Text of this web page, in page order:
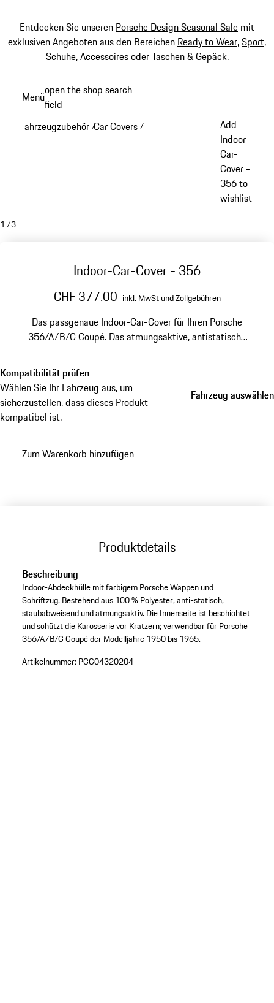
Entdecken Sie unseren Porsche Design Seasonal Sale mit
exklusiven Angeboten aus den Bereichen Ready to Wear,Sport,
Schuhe,AccessoiresoderTaschen & Gepäck.
Hauptinhalt
Menüopen the shop search
field
Fahrzeugzubehör /Car Covers /
Add
Indoor-
Car-
Cover -
356 to
wishlist
1 /3
Indoor-Car-Cover - 356
CHF 377.00 inkl. MwSt und Zollgebühren
Das passgenaue Indoor-Car-Cover für Ihren Porsche
356/A/B/C Coupé. Das atmungsaktive, antistatische
Glanz Ihres Klassikers und schützt die Karosserie dank
beschichteter Innenseite vor Kratzern. Für Fahrzeuge
der Modelljahre 1950 bis 1965.
Kompatibilität prüfen
Wählen Sie Ihr Fahrzeug aus, um
sicherzustellen, dass dieses Produkt
kompatibel ist.
Fahrzeug auswählen
Fahrzeug auswählen
Zum Warenkorb hinzufügen
Produktdetails
Beschreibung
Indoor-Abdeckhülle mit farbigem Porsche Wappen und
Schriftzug. Bestehend aus 100 % Polyester, anti-statisch,
staubabweisend und atmungsaktiv. Die Innenseite ist beschichtet
und schützt die Karosserie vor Kratzern; verwendbar für Porsche
356/A/B/C Coupé der Modelljahre 1950 bis 1965.
Artikelnummer: PCG04320204